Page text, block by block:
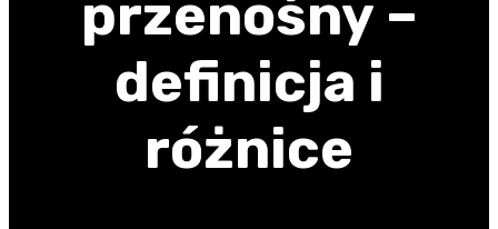
przenośny –
definicja i
różnice